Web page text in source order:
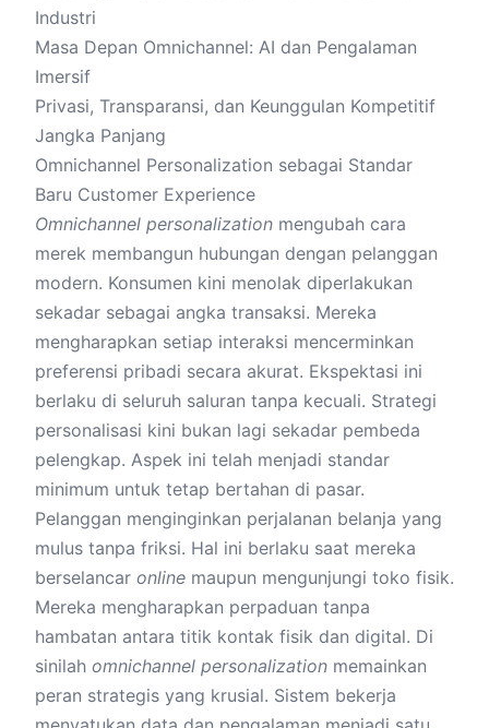
Industri
Masa Depan Omnichannel: AI dan Pengalaman
Imersif
Privasi, Transparansi, dan Keunggulan Kompetitif
Jangka Panjang
Omnichannel Personalization sebagai Standar
Baru Customer Experience
Omnichannel personalization mengubah cara
merek membangun hubungan dengan pelanggan
modern. Konsumen kini menolak diperlakukan
sekadar sebagai angka transaksi. Mereka
mengharapkan setiap interaksi mencerminkan
preferensi pribadi secara akurat. Ekspektasi ini
berlaku di seluruh saluran tanpa kecuali. Strategi
personalisasi kini bukan lagi sekadar pembeda
pelengkap. Aspek ini telah menjadi standar
minimum untuk tetap bertahan di pasar.
Pelanggan menginginkan perjalanan belanja yang
mulus tanpa friksi. Hal ini berlaku saat mereka
berselancar online maupun mengunjungi toko fisik.
Mereka mengharapkan perpaduan tanpa
hambatan antara titik kontak fisik dan digital. Di
sinilah omnichannel personalization memainkan
peran strategis yang krusial. Sistem bekerja